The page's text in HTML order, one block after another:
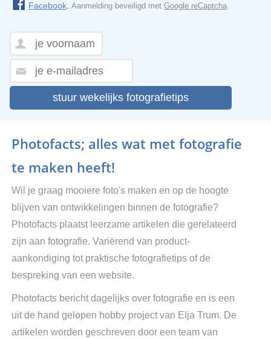
Facebook. Aanmelding beveiligd met Google reCaptcha.
stuur wekelijks fotografietips
Photofacts; alles wat met fotografie
te maken heeft!
Wil je graag mooiere foto's maken en op de hoogte
blijven van ontwikkelingen binnen de fotografie?
Photofacts plaatst leerzame artikelen die gerelateerd
zijn aan fotografie. Variërend van product-
aankondiging tot praktische fotografietips of de
bespreking van een website.
Photofacts bericht dagelijks over fotografie en is een
uit de hand gelopen hobby project van Elja Trum. De
artikelen worden geschreven door een team van